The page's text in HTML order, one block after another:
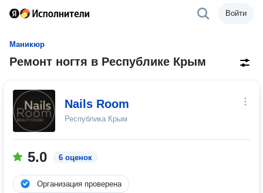
Войти
Маникюр
Ремонт ногтя в Республике Крым
Nails Room
Республика Крым
5.0 6 оценок
Организация проверена